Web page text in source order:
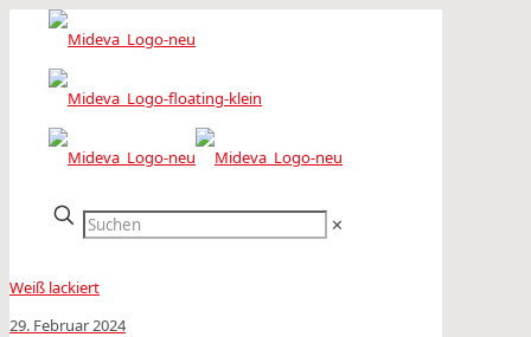
✕
Weiß lackiert
29. Februar 2024